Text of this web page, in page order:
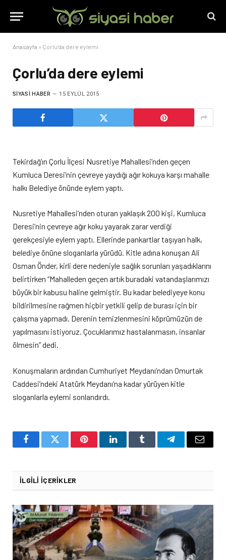
Anasayfa » Çorlu’da dere eylemi
Çorlu’da dere eylemi
SIYASI HABER 15 EYLÜL 2015
Tekirdağ’ın Çorlu İlçesi Nusretiye Mahallesi’nden geçen
Kumluca Deresi’nin çevreye yaydığı ağır kokuya karşı mahalle
halkı Belediye önünde eylem yaptı.
Nusretiye Mahallesi’nden oturan yaklaşık 200 kişi, Kumluca
Deresi’nin çevreye ağır koku yayarak zarar verdiği
gerekçesiyle eylem yaptı. Ellerinde pankartlar taşıyan halk,
belediye önüne sloganlarla yürüdü. Kitle adına konuşan Ali
Osman Önder, kirli dere nedeniyle sağlık sorunları yaşadıklarını
belirtirken “Mahalleden geçen artık buradaki vatandaşlarımızı
büyük bir kabusu haline gelmiştir. Bu kadar belediyeye konu
bildirilmesine rağmen hiçbir yetkili gelip de burası için bir
çalışma yapmadı. Derenin temizlenmesini köprümüzün de
yapılmasını istiyoruz. Çocuklarımız hastalanmasın, insanlar
ölmesin” dedi.
Konuşmaların ardından Cumhuriyet Meydanı’ndan Omurtak
Caddesi’ndeki Atatürk Meydanı’na kadar yürüyen kitle
sloganlarla eylemi sonlandırdı.
FacebookTwitter PinterestLinkedInTumblr TelegramEmail
İLGILI İÇERIKLER